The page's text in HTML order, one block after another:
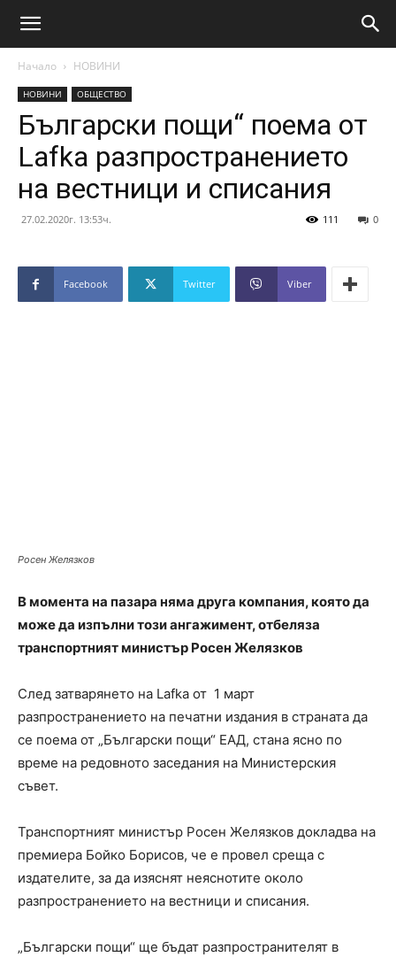
Начало НОВИНИ
НОВИНИ ОБЩЕСТВО
Български пощи“ поема от
Lafka разпространението
на вестници и списания
27.02.2020г. 13:53ч. 0
111
Facebook Twitter Viber
Росен Желязков
В момента на пазара няма друга компания, която да
може да изпълни този ангажимент, отбеляза
транспортният министър Росен Желязков
След затварянето на Lafka от 1 март
разпространението на печатни издания в страната да
се поема от „Български пощи“ ЕАД, стана ясно по
време на редовното заседания на Министерския
съвет.
Транспортният министър Росен Желязков докладва на
премиера Бойко Борисов, че е провел среща с
издателите, за да изяснят неяснотите около
разпространението на вестници и списания.
„Български пощи“ ще бъдат разпространителят в